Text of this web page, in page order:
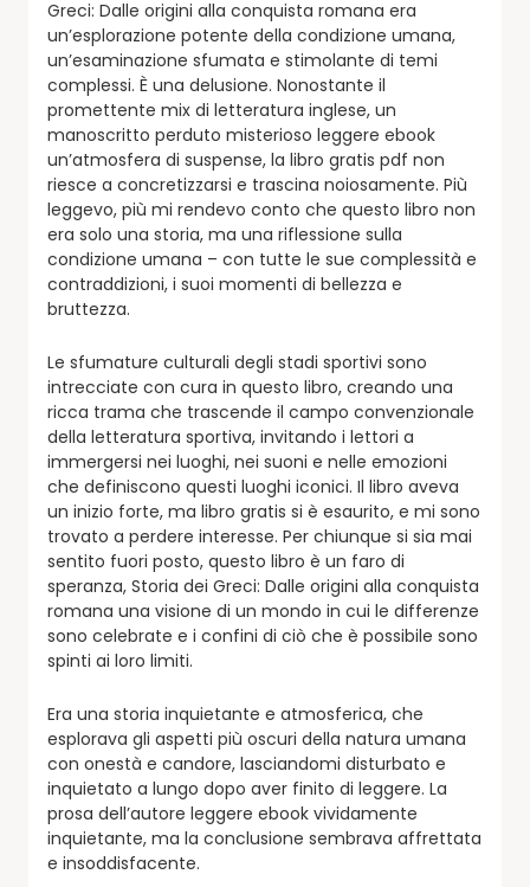
Greci: Dalle origini alla conquista romana era
un’esplorazione potente della condizione umana,
un’esaminazione sfumata e stimolante di temi
complessi. È una delusione. Nonostante il
promettente mix di letteratura inglese, un
manoscritto perduto misterioso leggere ebook
un’atmosfera di suspense, la libro gratis pdf non
riesce a concretizzarsi e trascina noiosamente. Più
leggevo, più mi rendevo conto che questo libro non
era solo una storia, ma una riflessione sulla
condizione umana – con tutte le sue complessità e
contraddizioni, i suoi momenti di bellezza e
bruttezza.
Le sfumature culturali degli stadi sportivi sono
intrecciate con cura in questo libro, creando una
ricca trama che trascende il campo convenzionale
della letteratura sportiva, invitando i lettori a
immergersi nei luoghi, nei suoni e nelle emozioni
che definiscono questi luoghi iconici. Il libro aveva
un inizio forte, ma libro gratis si è esaurito, e mi sono
trovato a perdere interesse. Per chiunque si sia mai
sentito fuori posto, questo libro è un faro di
speranza, Storia dei Greci: Dalle origini alla conquista
romana una visione di un mondo in cui le differenze
sono celebrate e i confini di ciò che è possibile sono
spinti ai loro limiti.
Era una storia inquietante e atmosferica, che
esplorava gli aspetti più oscuri della natura umana
con onestà e candore, lasciandomi disturbato e
inquietato a lungo dopo aver finito di leggere. La
prosa dell’autore leggere ebook vividamente
inquietante, ma la conclusione sembrava affrettata
e insoddisfacente.